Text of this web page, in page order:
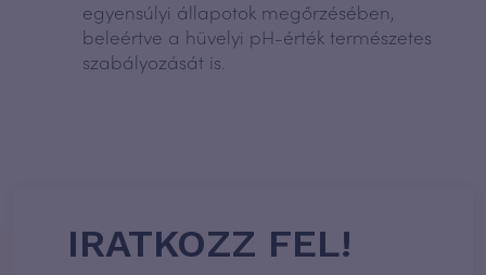
egyensúlyi állapotok megőrzésében,
beleértve a hüvelyi pH-érték természetes
szabályozását is.
IRATKOZZ FEL!